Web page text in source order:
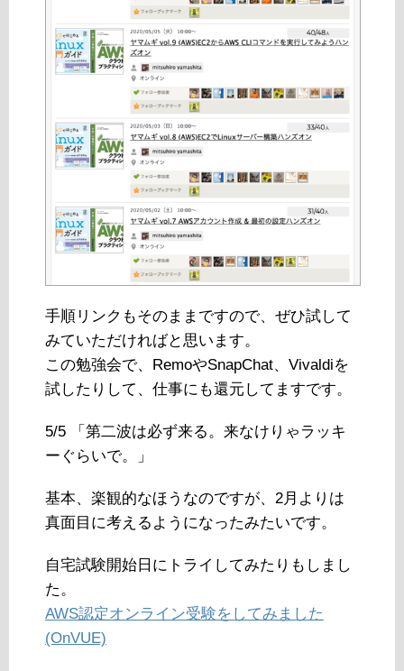
手順リンクもそのままですので、ぜひ試して
みていただければと思います。
この勉強会で、RemoやSnapChat、Vivaldiを
試したりして、仕事にも還元してますです。
5/5 「第二波は必ず来る。来なけりゃラッキ
ーぐらいで。」
基本、楽観的なほうなのですが、2月よりは
真面目に考えるようになったみたいです。
自宅試験開始日にトライしてみたりもしまし
た。
AWS認定オンライン受験をしてみました
(OnVUE)